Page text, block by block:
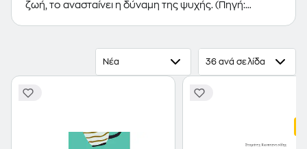
ζωή, το ανασταίνει η δύναμη της ψυχής. (Πηγή:
Νέα 36 ανά σελίδα